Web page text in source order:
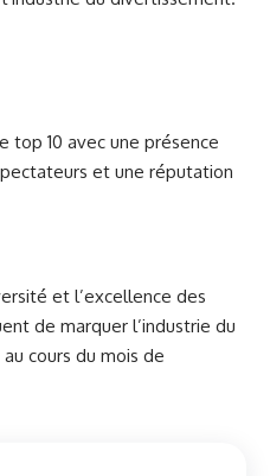
top 10 avec une présence
et une réputation
et l’excellence des
de marquer l’industrie du
cours du mois de